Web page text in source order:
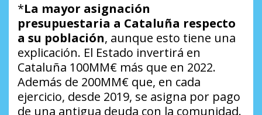
*La mayor asignación
presupuestaria a Cataluña respecto
a su población, aunque esto tiene una
explicación. El Estado invertirá en
Cataluña 100MM€ más que en 2022.
Además de 200MM€ que, en cada
ejercicio, desde 2019, se asigna por pago
de una antigua deuda con la comunidad.